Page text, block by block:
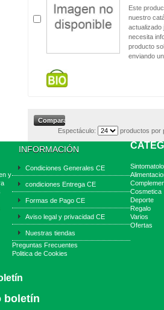
Este
nuestro
actualizado
necesita
producto
enviando
Espectáculo: productos por
y
INFORMACIÓN
Condiciones Generales CE
condiciones Entrega CE
Formas de Pago CE
Aviso legal y privacidad CE
Nuestras tiendas
Preguntas Frecuentes
Politica de Cookies
Cosmetica
Deporte
Regalo
Varios
Ofertas
boletín